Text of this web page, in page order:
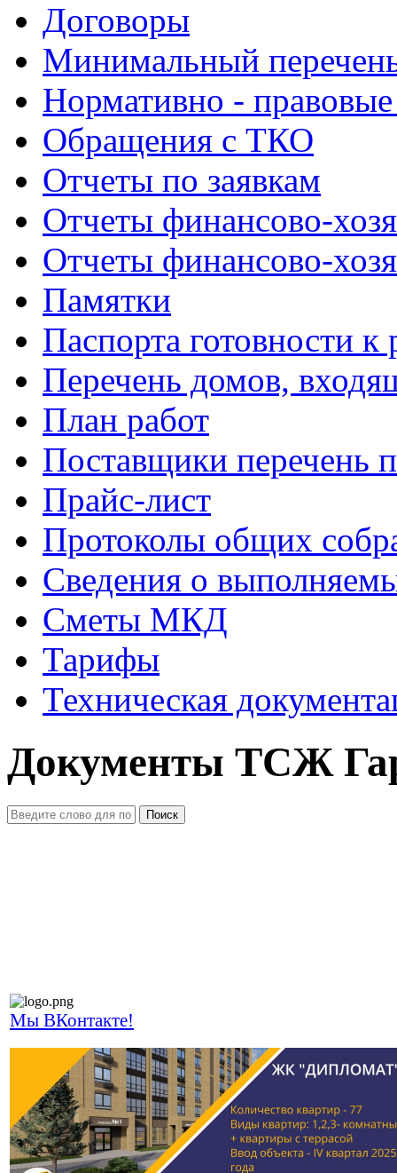
Договоры
Минимальный
Нормативно -
Обращения с ТКО
Отчеты по заявкам
Отчеты финансово-
Отчеты финансово-
Памятки
Паспорта готовности
Перечень домов,
План работ
Поставщики перечень
Прайс-лист
Протоколы общих
Сведения о
Сметы МКД
Тарифы
Техническая
Документы ТСЖ
Поиск
Мы ВКонтакте!